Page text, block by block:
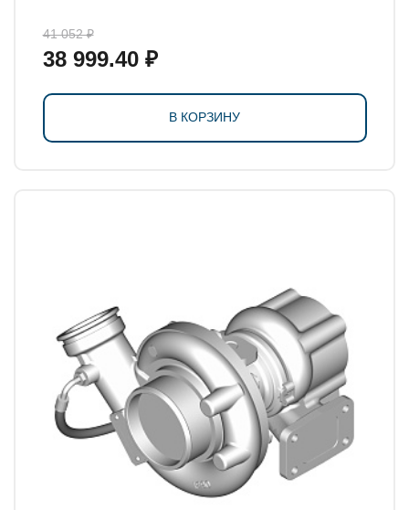
41 052 ₽
38 999.40 ₽
В КОРЗИНУ